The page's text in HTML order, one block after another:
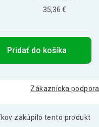
35,36 €
Pridať do košíka
Zákaznícka podpora
zakúpilo tento produkt